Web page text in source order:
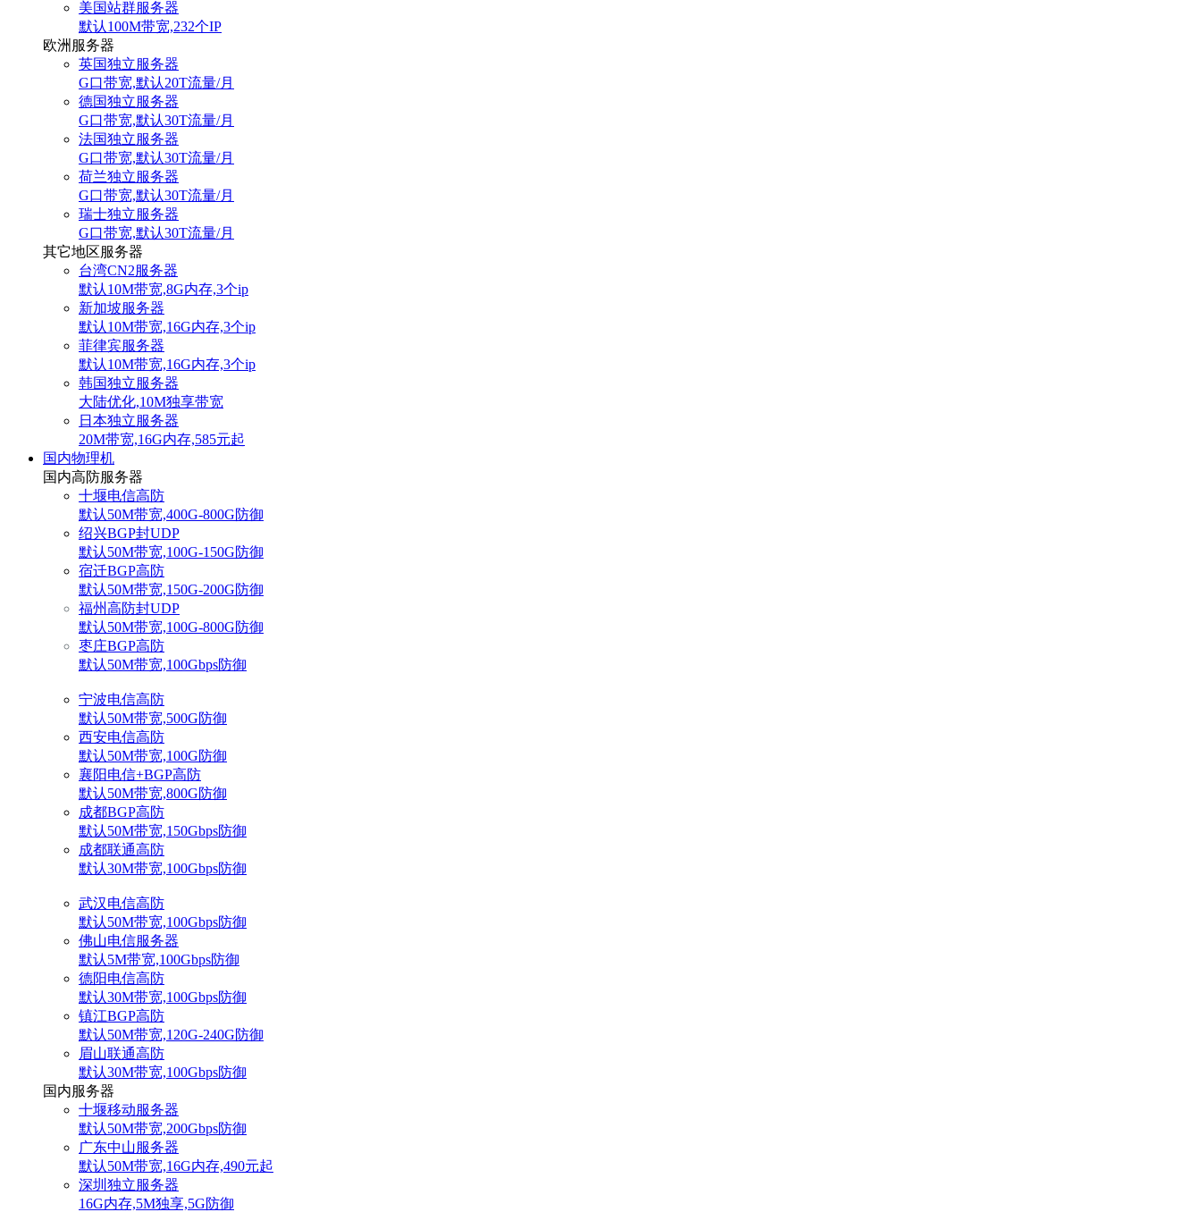
美国站群服务器
默认100M带宽,232个IP
欧洲服务器
英国独立服务器
G口带宽,默认20T流量/月
德国独立服务器
G口带宽,默认30T流量/月
法国独立服务器
G口带宽,默认30T流量/月
荷兰独立服务器
G口带宽,默认30T流量/月
瑞士独立服务器
G口带宽,默认30T流量/月
其它地区服务器
台湾CN2服务器
默认10M带宽,8G内存,3个ip
新加坡服务器
默认10M带宽,16G内存,3个ip
菲律宾服务器
默认10M带宽,16G内存,3个ip
韩国独立服务器
大陆优化,10M独享带宽
日本独立服务器
20M带宽,16G内存,585元起
国内物理机
国内高防服务器
十堰电信高防
默认50M带宽,400G-800G防御
绍兴BGP封UDP
默认50M带宽,100G-150G防御
宿迁BGP高防
默认50M带宽,150G-200G防御
福州高防封UDP
默认50M带宽,100G-800G防御
枣庄BGP高防
默认50M带宽,100Gbps防御
宁波电信高防
默认50M带宽,500G防御
西安电信高防
默认50M带宽,100G防御
襄阳电信+BGP高防
默认50M带宽,800G防御
成都BGP高防
默认50M带宽,150Gbps防御
成都联通高防
默认30M带宽,100Gbps防御
武汉电信高防
默认50M带宽,100Gbps防御
佛山电信服务器
默认5M带宽,100Gbps防御
德阳电信高防
默认30M带宽,100Gbps防御
镇江BGP高防
默认50M带宽,120G-240G防御
眉山联通高防
默认30M带宽,100Gbps防御
国内服务器
十堰移动服务器
默认50M带宽,200Gbps防御
广东中山服务器
默认50M带宽,16G内存,490元起
深圳独立服务器
16G内存,5M独享,5G防御